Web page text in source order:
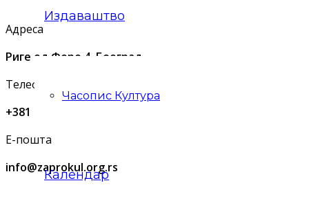
Издаваштво
Часопис Култура
Календар
Адреса
Риге од Фере 4, Београд
Телефон
+381 11 2637 565
Е-пошта
info@zaprokul.org.rs